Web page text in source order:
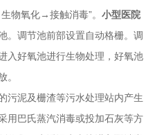
物氧化→接触消毒”。小型医院
。调节池前部设置自动格栅。调
入好氧池进行生物处理，好氧池
。
泥及栅渣等污水处理站内产生
用巴氏蒸汽消毒或投加石灰等方